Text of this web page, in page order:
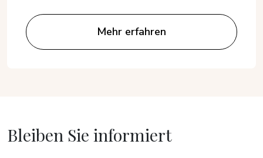
Mehr erfahren
Bleiben Sie informiert